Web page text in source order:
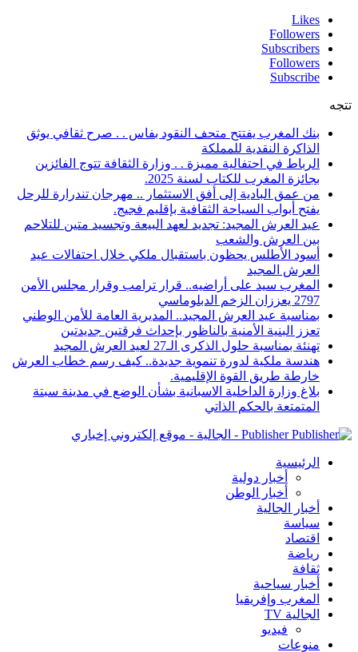
Likes
Followers
Subscribers
Followers
Subscribe
تتجه
بنك المغرب يفتتح متحف النقود بفاس . . صرح ثقافي يوثق
الذاكرة النقدية للمملكة
الرباط في احتفالية مميزة . . وزارة الثقافة تتوج الفائزين
بجائزة المغرب للكتاب لسنة 2025.
من عمق البادية إلى أفق الاستثمار .. مهرجان تندرارة للرحل
يفتح أبواب السياحة الثقافية بإقليم فجيج.
عيد العرش المجيد: تجديد لعهد البيعة وتجسيد متين للتلاحم
بين العرش والشعب
أسود الأطلس يحظون باستقبال ملكي خلال احتفالات عيد
العرش المجيد
المغرب سيد على أراضيه.. قرار ترامب وقرار مجلس الأمن
2797 يعززان الزخم الدبلوماسي
بمناسبة عيد العرش المجيد.. المديرية العامة للأمن الوطني
تعزز البنية الأمنية بالناظور بإحداث فرقتين جديدتين
تهنئة بمناسبة حلول الذكرى الـ27 لعيد العرش المجيد
هندسة ملكية لدورة تنموية جديدة.. كيف رسم خطاب العرش
خارطة طريق القوة الإقليمية.
بلاغ وزارة الداخلية الاسبانية بشأن الوضع في مدينة سبتة
المتمتعة بالحكم الذاتي
Publisher - الجالية - موقع إلكتروني إخباري
الرئيسية
أخبار دولية
أخبار الوطن
أخبار الجالية
سياسة
اقتصاد
رياضة
ثقافة
أخبار سياحية
المغرب وإفريقيا
الجالية TV
فيديو
منوعات